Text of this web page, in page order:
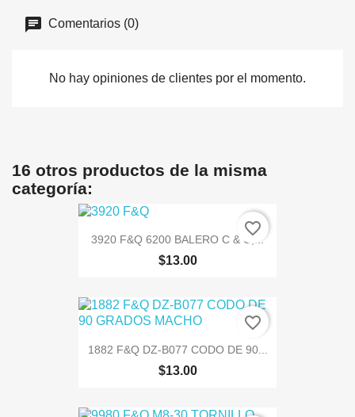
Comentarios (0)
No hay opiniones de clientes por el momento.
16 otros productos de la misma
categoría:
3920 F&Q 6200 BALERO C & U,...
$13.00
favorite_border
1882 F&Q DZ-B077 CODO DE 90...
$13.00
favorite_border